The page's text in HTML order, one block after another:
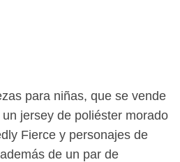
para niñas, que se vende
jersey de poliéster morado
Fierce y personajes de
de un par de